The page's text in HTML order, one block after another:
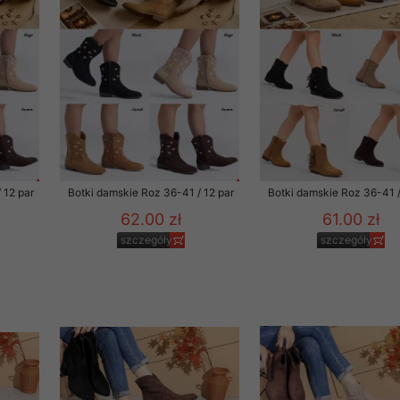
par Botki damskie Roz 36-41 / 12 par
62.00 zł
szczegóły
Botki damskie Roz 36-41
61.00 zł
szczegóły
przez OMEZ
wycofanie zgody nie
oraz usunięcia
zautomatyzowanemu
Twoich
osobowych.